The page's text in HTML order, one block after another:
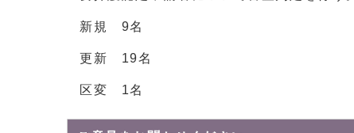
新規 9名
更新 19名
区変 1名